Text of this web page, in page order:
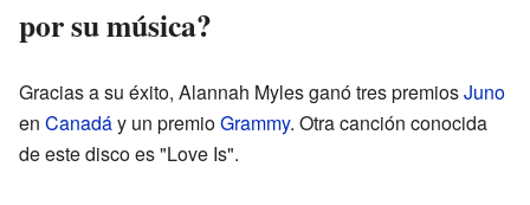
por su música?
Gracias a su éxito, Alannah Myles ganó tres premiosJuno
en Canadáy un premioGrammy. Otra canción conocida
de este disco es "Love Is".